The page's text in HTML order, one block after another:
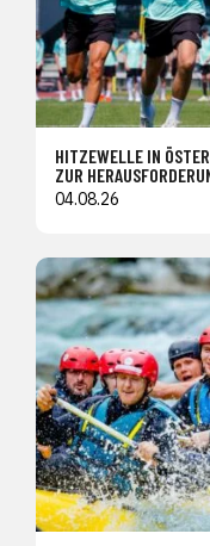
HITZEWELLE IN
ZUR
04.08.26